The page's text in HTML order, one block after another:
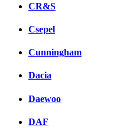
CR&S
Csepel
Cunningham
Dacia
Daewoo
DAF